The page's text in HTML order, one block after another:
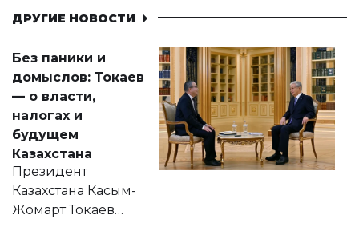
ДРУГИЕ НОВОСТИ
Без паники и
домыслов: Токаев
— о власти,
налогах и
будущем
Казахстана
Президент
Казахстана Касым-
Жомарт Токаев